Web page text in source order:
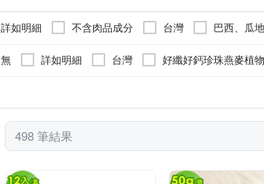
詳如明細 不含肉品成分 台灣 巴西、瓜
西達摩
印尼蘇門達臘島 巴西 中南美洲
好纖好鈣珍珠燕麥植物奶粉:台灣 即食蒟蒻粉圓珍珠：泰國
哥斯大黎加、宏都拉斯，瓜地馬拉、巴西、印尼、哥倫比
無 詳如明細 台灣
498 筆結果